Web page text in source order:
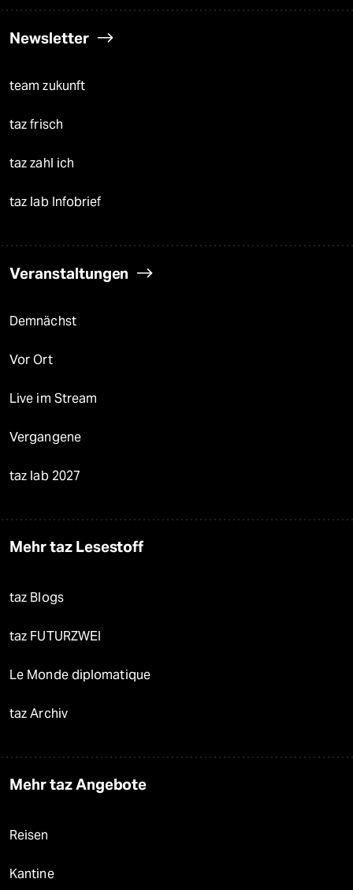
Newsletter
team zukunft
taz frisch
taz zahl ich
taz lab Infobrief
Veranstaltungen
Demnächst
Vor Ort
Live im Stream
Vergangene
taz lab 2027
Mehr taz Lesestoff
taz Blogs
taz FUTURZWEI
Le Monde diplomatique
taz Archiv
Mehr taz Angebote
Reisen
Kantine